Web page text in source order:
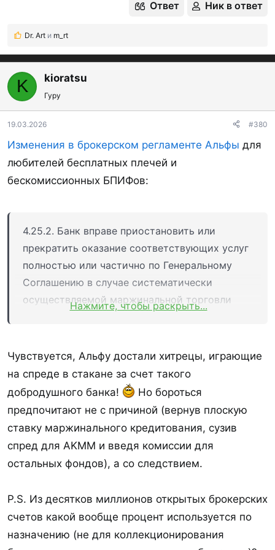
Ответ Ник в ответ
Р
а
к
и
и
:
Dr. Art и m_rt
K kioratsu
Гуру
19.03.2026 #380
Изменения в брокерском регламенте Альфы для
любителей бесплатных плечей и
бескомиссионных БПИФов:
4.25.2. Банк вправе приостановить или
прекратить оказание соответствующих услуг
полностью или частично по Генеральному
Соглашению в случае систематически
осуществляемой маржинальной торговли
нескольким инструментам,в отношении
сделок с которыми установлены льготные
тарифные условия (в том числе отсутствует
, в случае:
* Неоднократного превышения в течение
любого периода действия Генерального
Соглашения объема совершенных сделок
Клиента по одному или нескольким
лимитом в размере 0,5% объема совершенных
сделок по инструменту на организованных
торгах у одного организатора торговли за
Нажмите, чтобы раскрыть...
Чувствуется, Альфу достали хитрецы, играющие
на спреде в стакане за счет такого
добродушного банка!
Но бороться
предпочитают не с причиной (вернув плоскую
ставку маржинального кредитования, сузив
спред для AKMM и введя комиссии для
остальных фондов), а со следствием.
P.S. Из десятков миллионов открытых брокерских
счетов какой вообще процент используется по
назначению (не для коллекционирования